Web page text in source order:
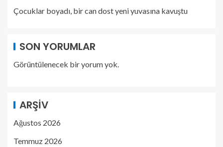
Çocuklar boyadı, bir can dost yeni yuvasına kavuştu
SON YORUMLAR
Görüntülenecek bir yorum yok.
ARŞIV
Ağustos 2026
Temmuz 2026